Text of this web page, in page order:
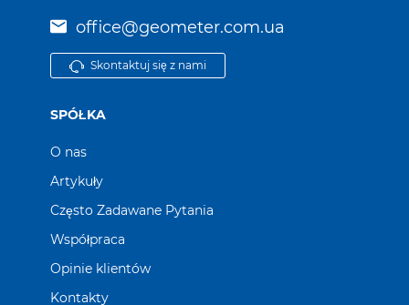
office@geometer.com.ua
Skontaktuj się z nami
SPÓŁKA
O nas
Artykuły
Często Zadawane Pytania
Współpraca
Opinie klientów
Kontakty